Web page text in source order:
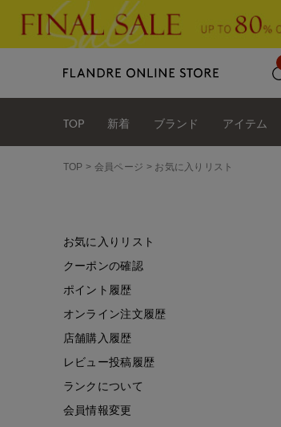
TOP 新着 ブランド アイテム
TOP 会員ページ お気に入りリスト
お気に入りリスト
クーポンの確認
ポイント履歴
オンライン注文履歴
店舗購入履歴
レビュー投稿履歴
ランクについて
会員情報変更